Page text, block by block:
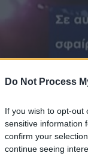
Do Not Process
If you wish to opt-out
sensitive information
confirm your
continue seeing